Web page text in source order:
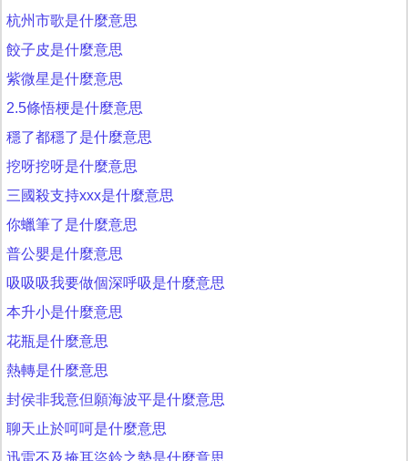
杭州市歌是什麼意思
餃子皮是什麼意思
紫微星是什麼意思
2.5條悟梗是什麼意思
穩了都穩了是什麼意思
挖呀挖呀是什麼意思
三國殺支持xxx是什麼意思
你蠟筆了是什麼意思
普公嬰是什麼意思
吸吸吸我要做個深呼吸是什麼意思
本升小是什麼意思
花瓶是什麼意思
熱轉是什麼意思
封侯非我意但願海波平是什麼意思
聊天止於呵呵是什麼意思
迅雷不及掩耳盜鈴之勢是什麼意思